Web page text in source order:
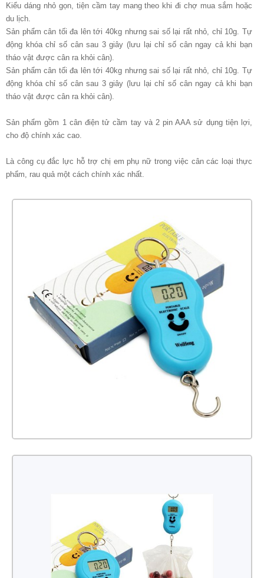
Kiểu dáng nhỏ gọn, tiện cầm tay mang theo khi đi chợ mua sắm hoặc
du lịch.
Sản phẩm cân tối đa lên tới 40kg nhưng sai số lại rất nhỏ, chỉ 10g. Tự
động khóa chỉ số cân sau 3 giây (lưu lại chỉ số cân ngay cả khi bạn
tháo vật được cân ra khỏi cân).
Sản phẩm cân tối đa lên tới 40kg nhưng sai số lại rất nhỏ, chỉ 10g. Tự
động khóa chỉ số cân sau 3 giây (lưu lại chỉ số cân ngay cả khi bạn
tháo vật được cân ra khỏi cân).
Sản phẩm gồm 1 cân điện tử cầm tay và 2 pin AAA sử dụng tiện lợi,
cho độ chính xác cao.
Là công cụ đắc lực hỗ trợ chị em phụ nữ trong việc cân các loại thực
phẩm, rau quả một cách chính xác nhất.